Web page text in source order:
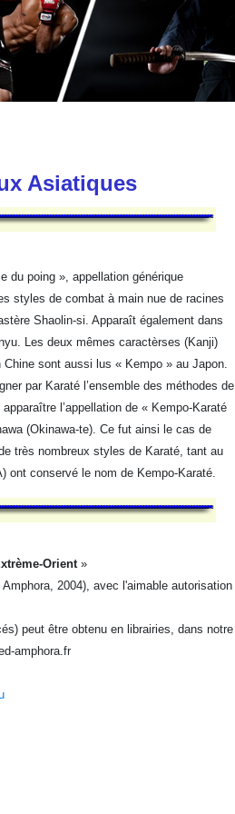
Asiatiques
du poing », appellation générique
styles de combat à main nue de racines
Shaolin-si. Apparaît également dans
Les deux mêmes caractèrses (Kanji)
sont aussi lus « Kempo » au Japon.
par Karaté l’ensemble des méthodes de
l’appellation de « Kempo-Karaté
(Okinawa-te). Ce fut ainsi le cas de
très nombreux styles de Karaté, tant au
ont conservé le nom de Kempo-Karaté.
Orient»
2004), avec l'aimable autorisation
peut être obtenu en librairies, dans notre
amphora.fr